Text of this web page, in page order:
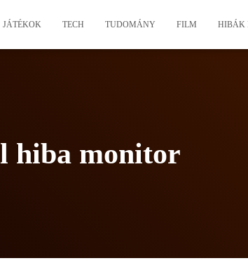
JÁTÉKOK TECH TUDOMÁNY FILM HIBÁK
hiba monitor